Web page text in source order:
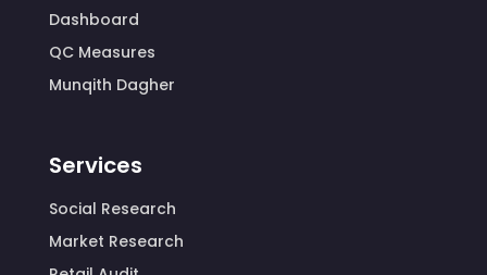
Dashboard
QC Measures
Munqith Dagher
Services
Social Research
Market Research